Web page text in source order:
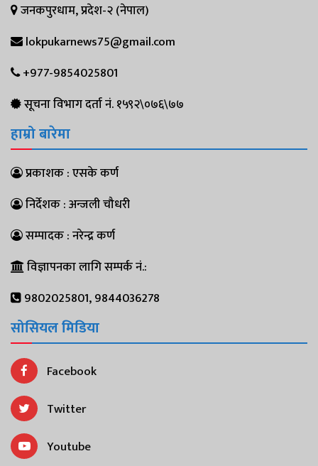
जनकपुरधाम, प्रदेश-२ (नेपाल)
lokpukarnews75@gmail.com
+977-9854025801
सूचना विभाग दर्ता नं. १५९२\०७६\७७
हाम्रो बारेमा
प्रकाशक : एसके कर्ण
निर्देशक : अन्जली चौधरी
सम्पादक : नरेन्द्र कर्ण
विज्ञापनका लागि सम्पर्क नं.:
9802025801, 9844036278
सोसियल मिडिया
Facebook
Twitter
Youtube